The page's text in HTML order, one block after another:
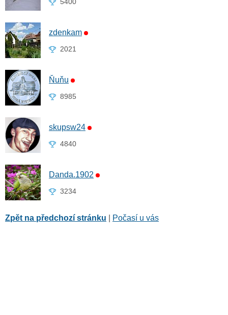
5400
zdenkam
2021
Ňuňu
8985
skupsw24
4840
Danda.1902
3234
Zpět na předchozí stránku Počasí u vás